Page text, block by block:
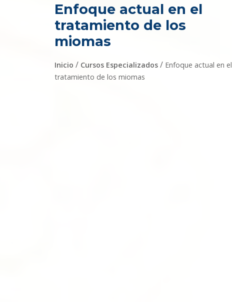
Enfoque actual en el
tratamiento de los
miomas
Inicio / Cursos Especializados / Enfoque actual en el
tratamiento de los miomas